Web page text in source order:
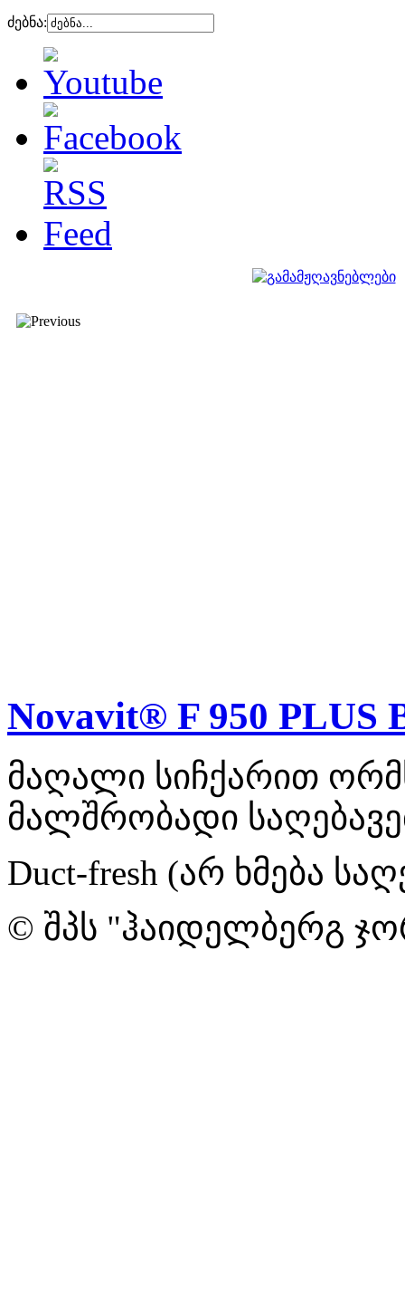
ძებნა:
Novavit® F 950 PLUS
მაღალი სიჩქარით
მალშრობადი
Duct-fresh (არ ხმება
© შპს "ჰაიდელბერგ